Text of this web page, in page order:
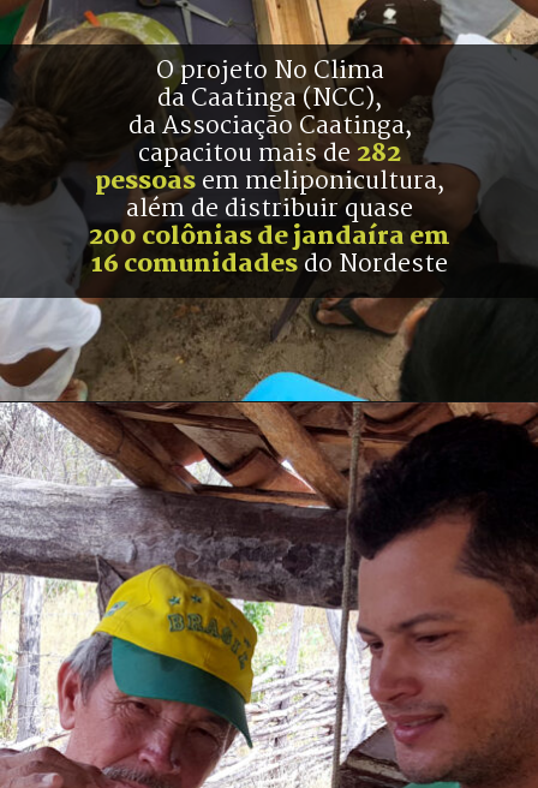
O projeto No Clima
da Caatinga (NCC),
da Associação Caatinga,
capacitou mais de 282
pessoas em meliponicultura,
além de distribuir quase
200 colônias de jandaíra em
16 comunidades do Nordeste